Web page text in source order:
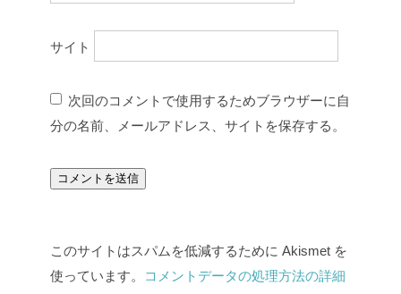
サイト
次回のコメントで使用するためブラウザーに自
分の名前、メールアドレス、サイトを保存する。
このサイトはスパムを低減するために Akismet を
使っています。
コメントデータの処理方法の詳細